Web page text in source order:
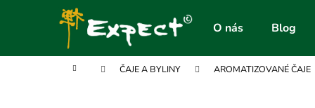
O nás Blog
Domů ČAJE A BYLINY AROMATIZOVANÉ ČAJE
í
Zpět
do
Zpět
do